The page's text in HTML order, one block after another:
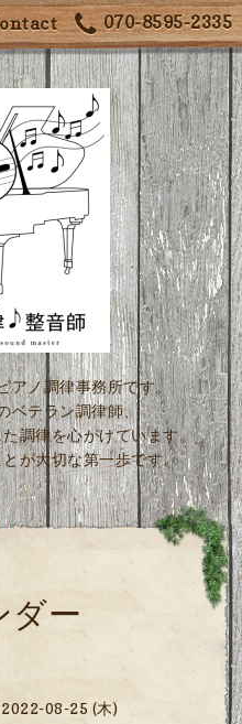
070-8595-2335
アノ調律事務所です。
ベテラン調律師、
調律を心がけています。
が大切な第一歩です。
ー
08-25 (木)